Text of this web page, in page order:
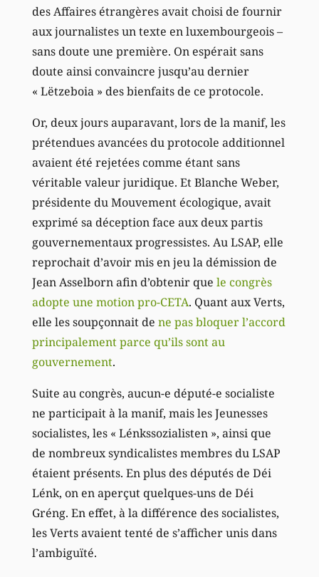
des Affaires étrangères avait choisi de fournir
aux journalistes un texte en luxembourgeois –
sans doute une première. On espérait sans
doute ainsi convaincre jusqu’au dernier
« Lëtzeboia » des bienfaits de ce protocole.
Or, deux jours auparavant, lors de la manif, les
prétendues avancées du protocole additionnel
avaient été rejetées comme étant sans
véritable valeur juridique. Et Blanche Weber,
présidente du Mouvement écologique, avait
exprimé sa déception face aux deux partis
gouvernementaux progressistes. Au LSAP, elle
reprochait d’avoir mis en jeu la démission de
Jean Asselborn afin d’obtenir que le congrès
adopte une motion pro-CETA. Quant aux Verts,
elle les soupçonnait de ne pas bloquer l’accord
principalement parce qu’ils sont au
gouvernement.
Suite au congrès, aucun-e député-e socialiste
ne participait à la manif, mais les Jeunesses
socialistes, les « Lénkssozialisten », ainsi que
de nombreux syndicalistes membres du LSAP
étaient présents. En plus des députés de Déi
Lénk, on en aperçut quelques-uns de Déi
Gréng. En effet, à la différence des socialistes,
les Verts avaient tenté de s’afficher unis dans
l’ambiguïté.